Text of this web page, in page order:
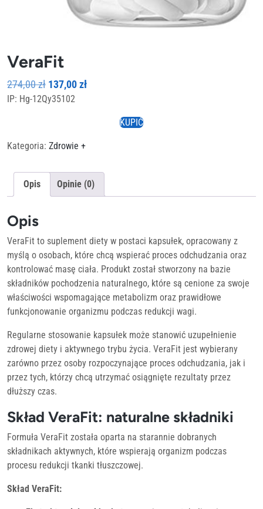
VeraFit
274,00zł Pierwotna
cena
137,00złAktualna
137,00 zł.
IP: Hg-12Qy35102
KUPIĆ
Kategoria: Zdrowie +
Opis Opinie (0)
Opis
VeraFit to suplement diety w postaci kapsułek, opracowany z
myślą o osobach, które chcą wspierać proces odchudzania oraz
kontrolować masę ciała. Produkt został stworzony na bazie
składników pochodzenia naturalnego, które są cenione za swoje
właściwości wspomagające metabolizm oraz prawidłowe
funkcjonowanie organizmu podczas redukcji wagi.
Regularne stosowanie kapsułek może stanowić uzupełnienie
zdrowej diety i aktywnego trybu życia. VeraFit jest wybierany
zarówno przez osoby rozpoczynające proces odchudzania, jak i
przez tych, którzy chcą utrzymać osiągnięte rezultaty przez
dłuższy czas.
Skład VeraFit: naturalne składniki
Formuła VeraFit została oparta na starannie dobranych
składnikach aktywnych, które wspierają organizm podczas
procesu redukcji tkanki tłuszczowej.
Skład VeraFit: